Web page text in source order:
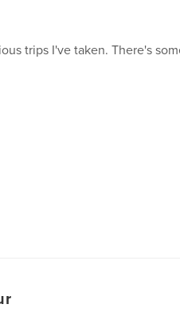
trips I've taken. There's